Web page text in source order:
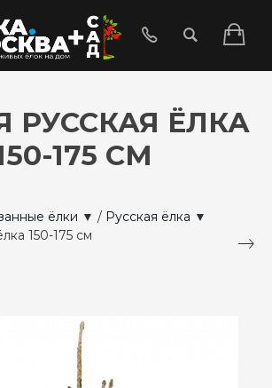
РУССКАЯ ЁЛКА
175 СМ
ёлки ▼ / Русская ёлка ▼
150-175 см